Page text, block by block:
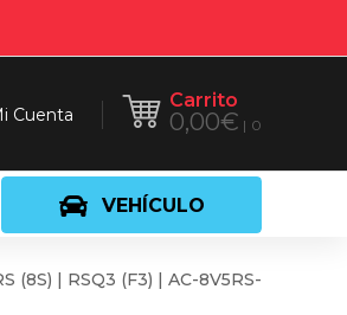
Carrito
0,00€ 0
Cuenta
VEHÍCULO
(8S) | RSQ3 (F3) | AC-8V5RS-